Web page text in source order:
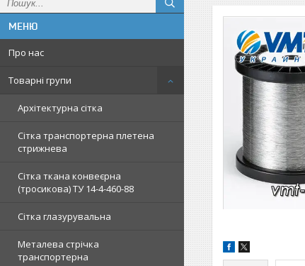
Про нас
Товарні групи
Архітектурна сітка
Сітка транспортерна плетена
стрижнева
Сітка ткана конвеєрна
(тросикова) ТУ 14-4-460-88
Сітка глазурувальна
Металева стрічка
транспортерна